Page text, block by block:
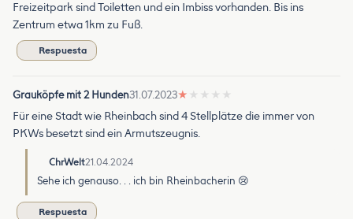
Freizeitpark sind Toiletten und ein Imbiss vorhanden. Bis ins
Zentrum etwa 1km zu Fuß.
Respuesta
Grauköpfe mit 2 Hunden31.07.2023★ ★ ★ ★ ★
Für eine Stadt wie Rheinbach sind 4 Stellplätze die immer von
PKWs besetzt sind ein Armutszeugnis.
ChrWelt21.04.2024
Sehe ich genauso. . . ich bin Rheinbacherin 😢
Respuesta